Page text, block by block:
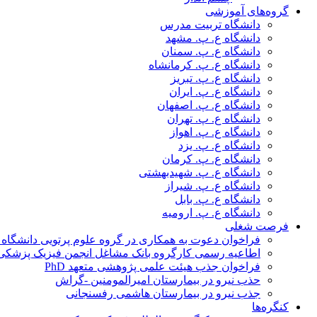
گروه‌های آموزشی
دانشگاه تربیت مدرس
دانشگاه ع. پ. مشهد
دانشگاه ع. پ. سمنان
دانشگاه ع. پ. کرمانشاه
دانشگاه ع. پ. تبریز
دانشگاه ع. پ. ایران
دانشگاه ع. پ. اصفهان
دانشگاه ع. پ. تهران
دانشگاه ع. پ. اهواز
دانشگاه ع. پ. یزد
دانشگاه ع. پ. کرمان
دانشگاه ع. پ. شهید‌بهشتی
دانشگاه ع. پ. شیراز
دانشگاه ع. پ. بابل
دانشگاه ع. پ. ارومیه
فرصت شغلی
فراخوان دعوت به همکاری در گروه علوم پرتویی دانشگاه
اطاعیه رسمی کارگروه بانک مشاغل انجمن فیزیک
فراخوان جذب هیئت علمی پژوهشی متعهد PhD
حذب نیرو در بیمارستان امیرالمومنین -گراش
جذب نیرو در بیمارستان هاشمی رفسنجانی
کنگره‌ها